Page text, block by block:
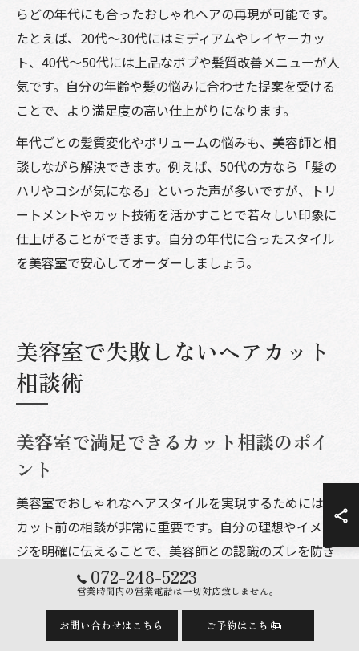
らどの年代にも合ったおしゃれヘアの再現が可能です。
たとえば、20代～30代にはミディアムやレイヤーカッ
ト、40代～50代には上品なボブや髪質改善メニューが人
気です。自分の年齢や髪の悩みに合わせた提案を受ける
ことで、より満足度の高い仕上がりになります。
年代ごとの髪質変化やボリュームの悩みも、美容師と相
談しながら解決できます。例えば、50代の方なら「髪の
ハリやコシが気になる」といった声が多いですが、トリ
ートメントやカット技術を活かすことで若々しい印象に
仕上げることができます。自分の年代に合ったスタイル
を美容室で安心してオーダーしましょう。
美容室で失敗しないヘアカット
相談術
美容室で満足できるカット相談のポイ
ント
美容室でおしゃれなヘアスタイルを実現するためには、
カット前の相談が非常に重要です。自分の理想やイメー
ジを明確に伝えることで、美容師との認識のズレを防ぎ
やすくなります。たとえば、SNSで見つけた好みのヘア
スタイル画像や、過去に気に入った髪型の写真を持参す
ることで、より具体的なイメージ共有が可能です。
072-248-5223
営業時間内の営業電話は一切対応致しません。
お問い合わせはこちら ご予約はこちら